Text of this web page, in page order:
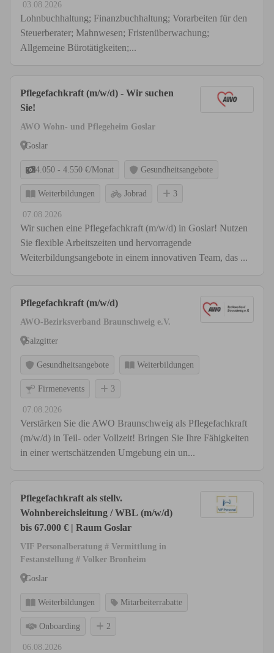
03.08.2026
Lohnbuchhaltung; Finanzbuchhaltung; Vorarbeiten für den
Steuerberater; Mahnwesen; Fristenüberwachung;
Allgemeine Bürotätigkeiten;...
Pflegefachkraft (m/w/d) - Wir suchen
Sie!
AWO Wohn- und Pflegeheim Goslar
Goslar
4.050 - 4.550 €/Monat Gesundheitsangebote
Weiterbildungen Jobrad 3
07.08.2026
Wir suchen eine Pflegefachkraft (m/w/d) in Goslar! Nutzen
Sie flexible Arbeitszeiten und hervorragende
Weiterbildungsangebote in einem innovativen Team, das ...
Pflegefachkraft (m/w/d)
AWO-Bezirksverband Braunschweig e.V.
Salzgitter
Gesundheitsangebote Weiterbildungen
Firmenevents 3
07.08.2026
Verstärken Sie die AWO Braunschweig als Pflegefachkraft
(m/w/d) in Teil- oder Vollzeit! Bringen Sie Ihre Fähigkeiten
in einer wertschätzenden Umgebung ein un...
Pflegefachkraft als stellv.
Wohnbereichsleitung / WBL (m/w/d)
bis 67.000 € | Raum Goslar
VIF Personalberatung # Vermittlung in
Festanstellung # Volker Bronheim
Goslar
Weiterbildungen Mitarbeiterrabatte
Onboarding 2
06.08.2026